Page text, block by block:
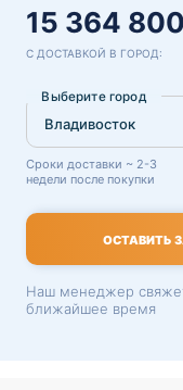
15 364
С ДОСТАВКОЙ В ГОРОД:
Выберите город
Сроки доставки ~ 2-3
недели после покупки
ОСТАВИТЬ
Наш менеджер
ближайшее время